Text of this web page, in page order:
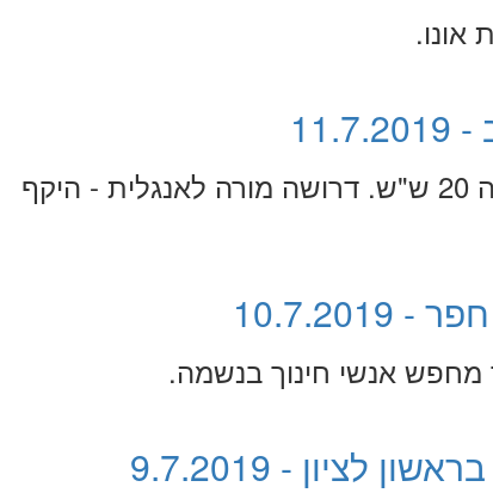
אונו.
דרושה מחנכת לכיתות א-ג, היקף משרה 20 ש"ש. דרושה מורה לאנגלית - היקף
אנשי חינוך בנשמה.
לציון - 9.7.2019